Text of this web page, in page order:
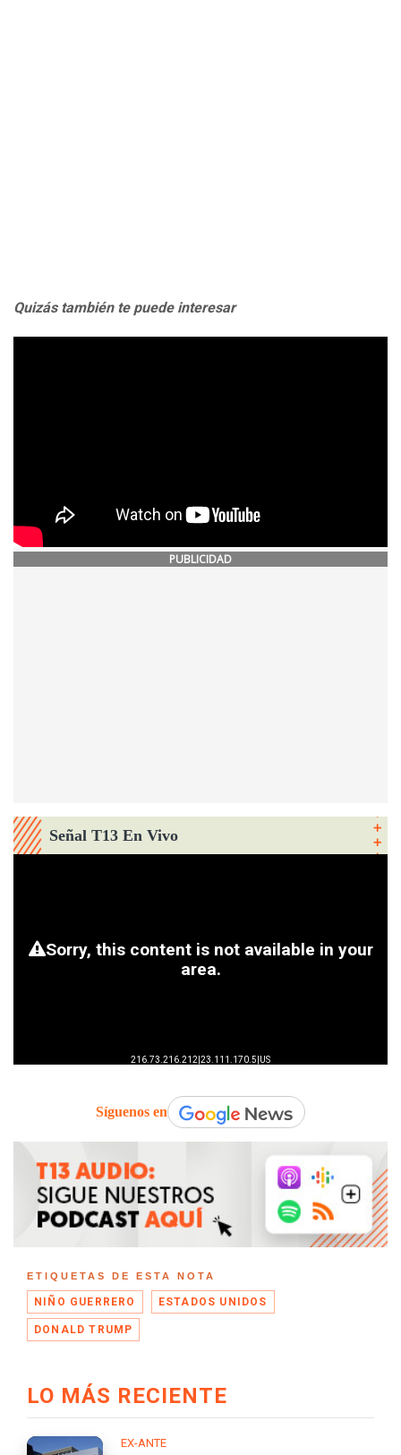
Quizás también te puede interesar
PUBLICIDAD
Señal T13 En Vivo
Síguenos en
ETIQUETAS DE ESTA NOTA
NIÑO GUERRERO ESTADOS UNIDOS
DONALD TRUMP
LO MÁS RECIENTE
EX-ANTE